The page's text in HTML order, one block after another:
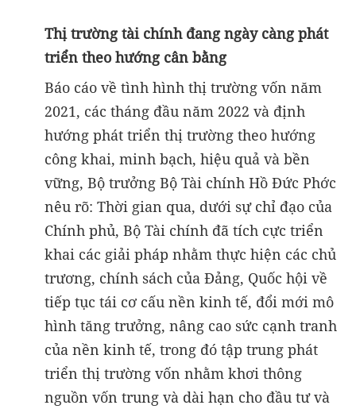
Thị trường tài chính đang ngày càng phát
triển theo hướng cân bằng
Báo cáo về tình hình thị trường vốn năm
2021, các tháng đầu năm 2022 và định
hướng phát triển thị trường theo hướng
công khai, minh bạch, hiệu quả và bền
vững, Bộ trưởng Bộ Tài chính Hồ Đức Phớc
nêu rõ: Thời gian qua, dưới sự chỉ đạo của
Chính phủ, Bộ Tài chính đã tích cực triển
khai các giải pháp nhằm thực hiện các chủ
trương, chính sách của Đảng, Quốc hội về
tiếp tục tái cơ cấu nền kinh tế, đổi mới mô
hình tăng trưởng, nâng cao sức cạnh tranh
của nền kinh tế, trong đó tập trung phát
triển thị trường vốn nhằm khơi thông
nguồn vốn trung và dài hạn cho đầu tư và